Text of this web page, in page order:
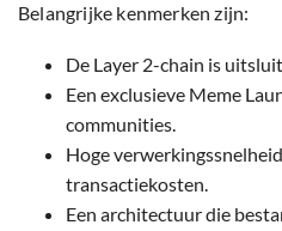
Belangrijke kenmerken zijn:
De Layer 2-chain is
Een exclusieve Meme
communities.
Hoge
transactiekosten.
Een architectuur die